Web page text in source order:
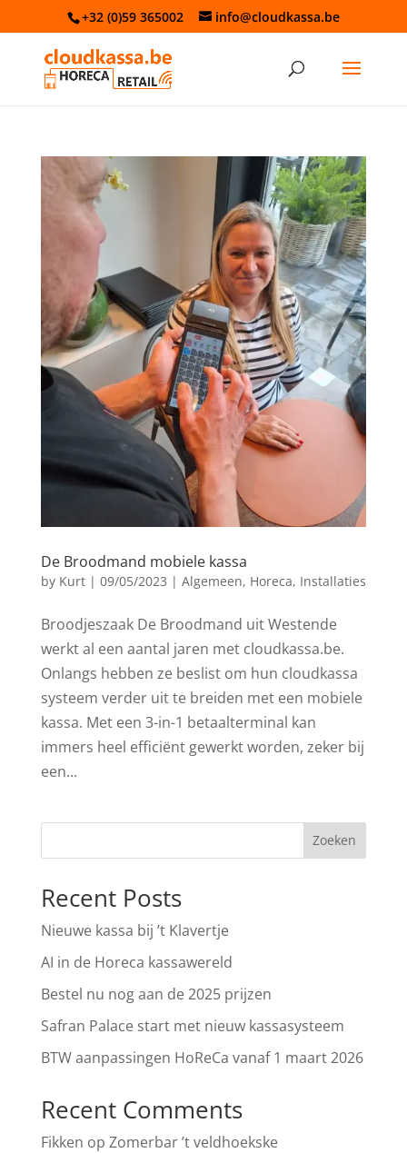
+32 (0)59 365002 info@cloudkassa.be
De Broodmand mobiele kassa
by Kurt| 09/05/2023 | Algemeen, Horeca, Installaties
Broodjeszaak De Broodmand uit Westende
werkt al een aantal jaren met cloudkassa.be.
Onlangs hebben ze beslist om hun cloudkassa
systeem verder uit te breiden met een mobiele
kassa. Met een 3-in-1 betaalterminal kan
immers heel efficiënt gewerkt worden, zeker bij
een...
Zoeken
Recent Posts
Nieuwe kassa bij ’t Klavertje
AI in de Horeca kassawereld
Bestel nu nog aan de 2025 prijzen
Safran Palace start met nieuw kassasysteem
BTW aanpassingen HoReCa vanaf 1 maart 2026
Recent Comments
Fikken op Zomerbar ’t veldhoekske